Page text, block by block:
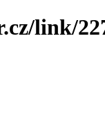
link/